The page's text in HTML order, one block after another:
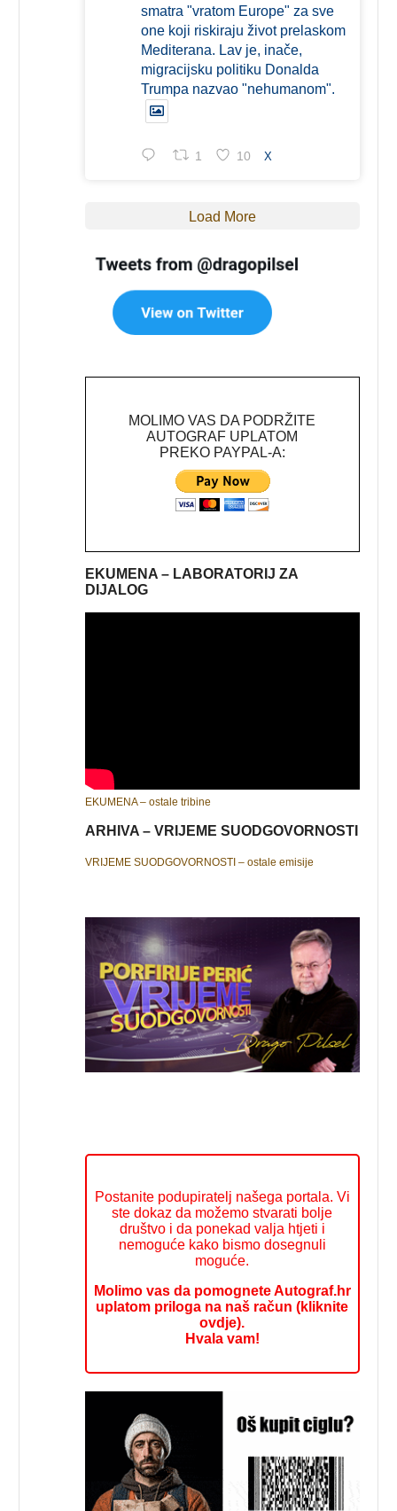
smatra "vratom Europe" za sve
one koji riskiraju život prelaskom
Mediterana. Lav je, inače,
migracijsku politiku Donalda
Trumpa nazvao "nehumanom".
1 10 X
Load More
MOLIMO VAS DA PODRŽITE
AUTOGRAF UPLATOM
PREKO PAYPAL-A:
EKUMENA – LABORATORIJ ZA
DIJALOG
EKUMENA – ostale tribine
ARHIVA – VRIJEME SUODGOVORNOSTI
VRIJEME SUODGOVORNOSTI – ostale emisije
Postanite podupiratelj našega portala. Vi
ste dokaz da možemo stvarati bolje
društvo i da ponekad valja htjeti i
nemoguće kako bismo dosegnuli
moguće.
Molimo vas da pomognete Autograf.hr
uplatom priloga na naš račun (kliknite
ovdje).
Hvala vam!